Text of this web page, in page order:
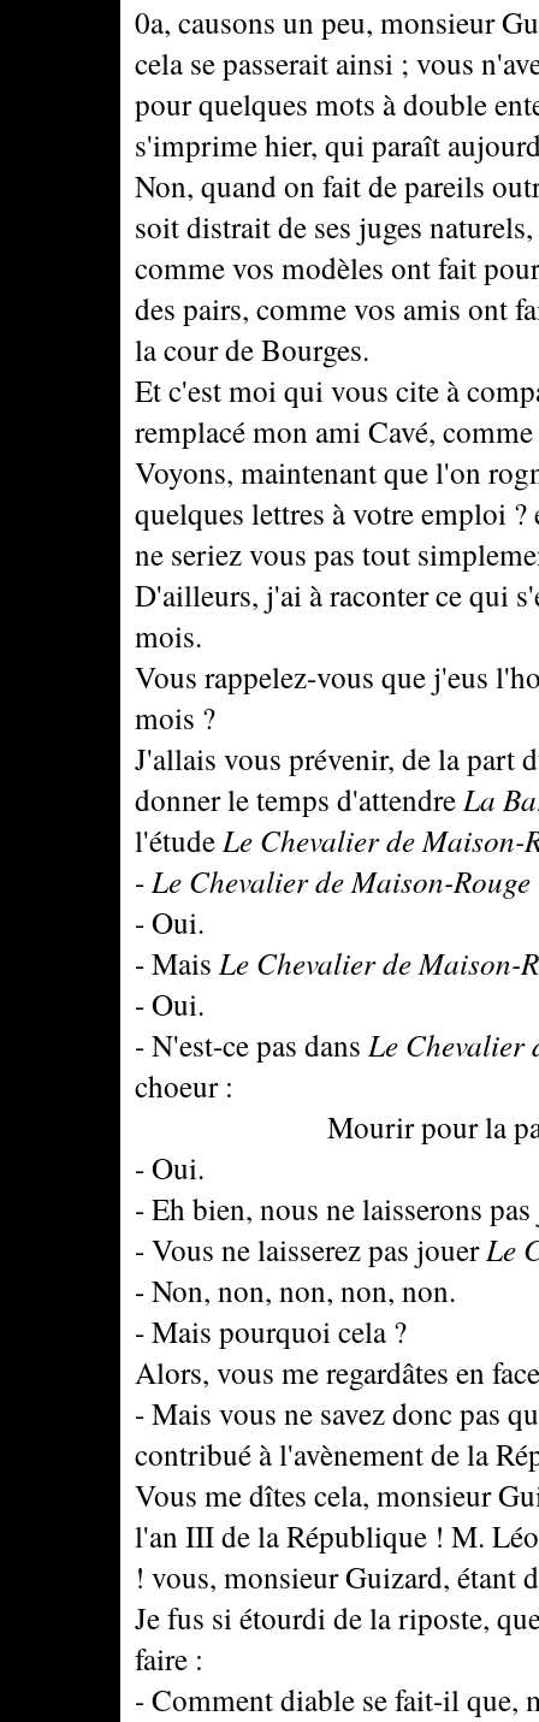
0a, causons un peu, monsieur
cela se passerait ainsi ; vous
pour quelques mots à double
s'imprime hier, qui paraît
Non, quand on fait de pareils
soit distrait de ses juges
comme vos modèles ont fait
des pairs, comme vos amis ont
la cour de Bourges.
Et c'est moi qui vous cite à
remplacé mon ami Cavé,
Voyons, maintenant que l'on
quelques lettres à votre emploi
ne seriez vous pas tout
D'ailleurs, j'ai à raconter ce qui
mois.
Vous rappelez-vous que j'eus
mois ?
J'allais vous prévenir, de la part
donner le temps d'attendreLa
l'étudeLe Chevalier de Maison-
-Le Chevalier de Maison-Rouge
- Oui.
- Mais Le Chevalier de Maison-
- Oui.
- N'est-ce pas dans Le Chevalier
choeur :
Mourir pour la
- Oui.
- Eh bien, nous ne laisserons
- Vous ne laisserez pas jouerLe
- Non, non, non, non, non.
- Mais pourquoi cela ?
Alors, vous me regardâtes en
- Mais vous ne savez donc pas
contribué à l'avènement de la
Vous me dîtes cela, monsieur
l'an III de la République ! M.
! vous, monsieur Guizard, étant
Je fus si étourdi de la riposte,
faire :
- Comment diable se fait-il que,